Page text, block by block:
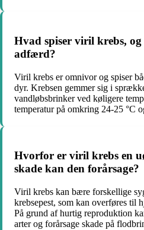
Hvad spiser viril krebs,
adfærd?
Viril krebs er omnivor og spiser
dyr. Krebsen gemmer sig i
vandløbsbrinker ved køligere
temperatur på omkring 24-25 °C
Hvorfor er viril krebs en
skade kan den forårsage?
Viril krebs kan bære forskellige
krebsepest, som kan overføres til
På grund af hurtig reproduktion
arter og forårsage skade på